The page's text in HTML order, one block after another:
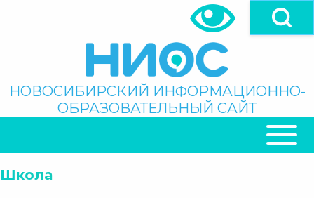
Поиск
НОВОСИБИРСКИЙ ИНФОРМАЦИОННО-
ОБРАЗОВАТЕЛЬНЫЙ САЙТ
НАВИГАЦИЯ
Школа